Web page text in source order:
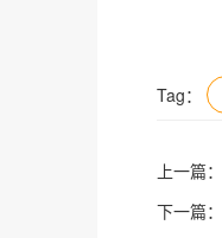
Tag：
上一篇：
下一篇：